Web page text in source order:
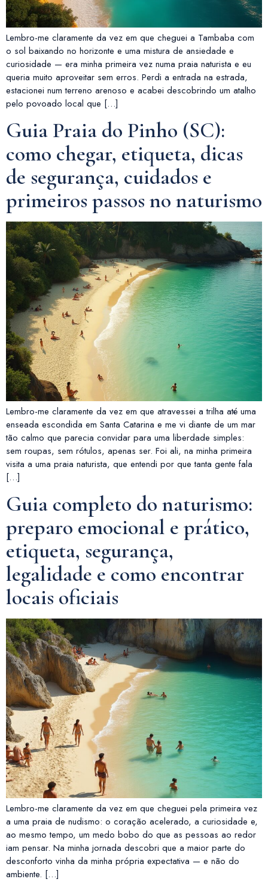
Lembro-me claramente da vez em que cheguei a Tambaba com
o sol baixando no horizonte e uma mistura de ansiedade e
curiosidade — era minha primeira vez numa praia naturista e eu
queria muito aproveitar sem erros. Perdi a entrada na estrada,
estacionei num terreno arenoso e acabei descobrindo um atalho
pelo povoado local que […]
Guia Praia do Pinho (SC):
como chegar, etiqueta, dicas
de segurança, cuidados e
primeiros passos no naturismo
Lembro-me claramente da vez em que atravessei a trilha até uma
enseada escondida em Santa Catarina e me vi diante de um mar
tão calmo que parecia convidar para uma liberdade simples:
sem roupas, sem rótulos, apenas ser. Foi ali, na minha primeira
visita a uma praia naturista, que entendi por que tanta gente fala
[…]
Guia completo do naturismo:
preparo emocional e prático,
etiqueta, segurança,
legalidade e como encontrar
locais oficiais
Lembro-me claramente da vez em que cheguei pela primeira vez
a uma praia de nudismo: o coração acelerado, a curiosidade e,
ao mesmo tempo, um medo bobo do que as pessoas ao redor
iam pensar. Na minha jornada descobri que a maior parte do
desconforto vinha da minha própria expectativa — e não do
ambiente. […]